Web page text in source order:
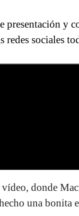
presentación y
redes sociales
donde
una bonita